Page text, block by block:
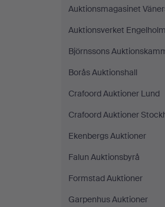
Auktionsmagasinet
Auktionsverket Engelholm
Björnssons
Borås Auktionshall
Crafoord Auktioner Lund
Crafoord Auktioner
Ekenbergs Auktioner
Falun Auktionsbyrå
Formstad Auktioner
Garpenhus Auktioner